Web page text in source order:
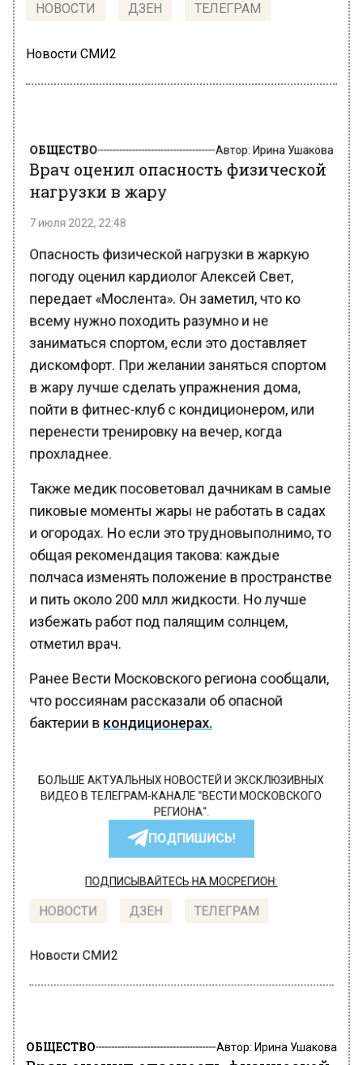
НОВОСТИ ДЗЕН ТЕЛЕГРАМ
Новости СМИ2
Врач оценил опасность физической
нагрузки в жару
Опасность физической нагрузки в жаркую
погоду оценил кардиолог Алексей Свет,
передает «Мослента». Он заметил, что ко
дискомфорт. При желании заняться спортом
в жару лучше сделать упражнения дома,
пойти в фитнес-клуб с кондиционером, или
перенести тренировку на вечер, когда
прохладнее.
Также медик посоветовал дачникам в самые
пиковые моменты жары не работать в садах
и огородах. Но если это трудновыполнимо, то
общая рекомендация такова: каждые
полчаса изменять положение в пространстве
и пить около 200 млл жидкости. Но лучше
избежать работ под палящим солнцем,
отметил врач.
Ранее Вести Московского региона сообщали,
что россиянам рассказали об опасной
бактерии вкондиционерах.
БОЛЬШЕ АКТУАЛЬНЫХ НОВОСТЕЙ И ЭКСКЛЮЗИВНЫХ
ВИДЕО В ТЕЛЕГРАМ-КАНАЛЕ "ВЕСТИ МОСКОВСКОГО
РЕГИОНА".
ПОДПИШИСЬ!
ПОДПИСЫВАЙТЕСЬ НА МОСРЕГИОН:
НОВОСТИ ДЗЕН ТЕЛЕГРАМ
Новости СМИ2
ОБЩЕСТВО Автор: Ирина Ушакова